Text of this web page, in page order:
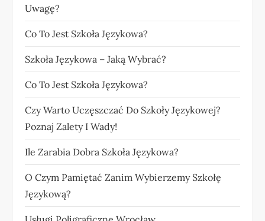
Uwagę?
Co To Jest Szkoła Językowa?
Szkoła Językowa – Jaką Wybrać?
Co To Jest Szkoła Językowa?
Czy Warto Uczęszczać Do Szkoły Językowej?
Poznaj Zalety I Wady!
Ile Zarabia Dobra Szkoła Językowa?
O Czym Pamiętać Zanim Wybierzemy Szkołę
Językową?